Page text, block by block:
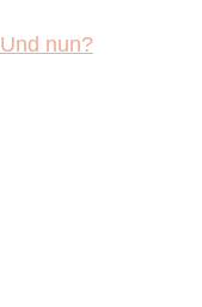
nun?